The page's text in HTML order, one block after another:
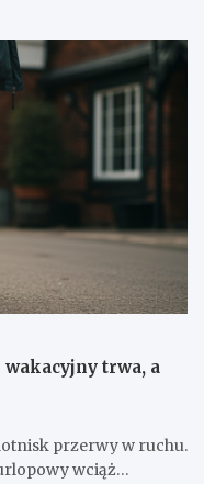
wakacyjny trwa, a
przerwy w ruchu.
wciąż…